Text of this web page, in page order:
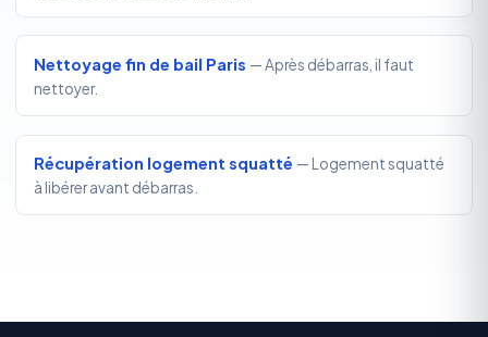
Nettoyage fin de bail Paris — Après débarras, il faut
nettoyer.
Récupération logement squatté — Logement squatté
à libérer avant débarras.